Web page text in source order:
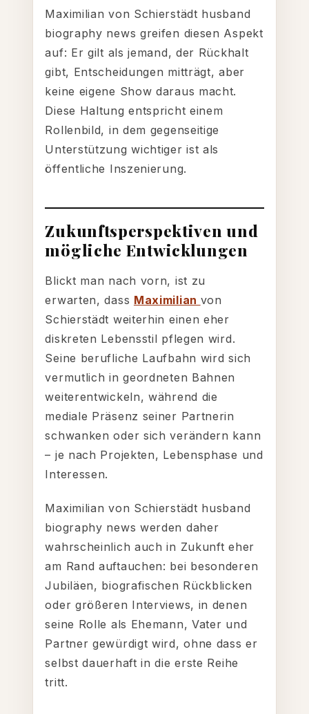
Maximilian von Schierstädt husband
biography news greifen diesen Aspekt
auf: Er gilt als jemand, der Rückhalt
gibt, Entscheidungen mitträgt, aber
keine eigene Show daraus macht.
Diese Haltung entspricht einem
Rollenbild, in dem gegenseitige
Unterstützung wichtiger ist als
öffentliche Inszenierung.
Zukunftsperspektiven und
mögliche Entwicklungen
Blickt man nach vorn, ist zu
erwarten, dass Maximilian von
Schierstädt weiterhin einen eher
diskreten Lebensstil pflegen wird.
Seine berufliche Laufbahn wird sich
vermutlich in geordneten Bahnen
weiterentwickeln, während die
mediale Präsenz seiner Partnerin
schwanken oder sich verändern kann
– je nach Projekten, Lebensphase und
Interessen.
Maximilian von Schierstädt husband
biography news werden daher
wahrscheinlich auch in Zukunft eher
am Rand auftauchen: bei besonderen
Jubiläen, biografischen Rückblicken
oder größeren Interviews, in denen
seine Rolle als Ehemann, Vater und
Partner gewürdigt wird, ohne dass er
selbst dauerhaft in die erste Reihe
tritt.